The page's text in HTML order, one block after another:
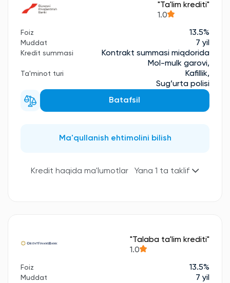
"Ta'lim krediti"
1.0
Foiz 13.5%
Muddat 7 yil
Kredit summasi Kontrakt summasi miqdorida
Ta'minot turi
Mol-mulk garovi,
Kafillik,
Sug’urta polisi
Batafsil
Ma'qullanish ehtimolini bilish
Kredit haqida ma'lumotlar Yana 1 ta taklif
"Talaba ta'lim krediti"
1.0
Foiz 13.5%
Muddat 7 yil